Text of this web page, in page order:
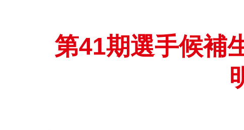
第41期選手候補